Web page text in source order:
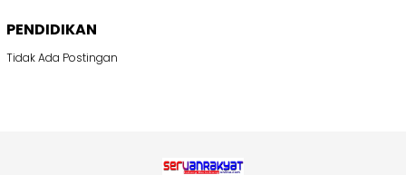
PENDIDIKAN
Tidak Ada Postingan